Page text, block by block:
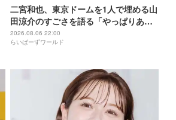
二宮和也、東京ドームを1人で埋める山
田涼介のすごさを語る「やっぱりあい
つはエース」
2026.08.06 22:00
らいばーずワールド